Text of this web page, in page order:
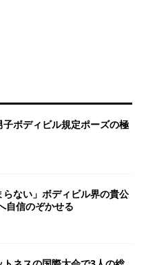
ボディビル規定ポーズの極
らない」ボディビル界の貴公
自信のぞかせる